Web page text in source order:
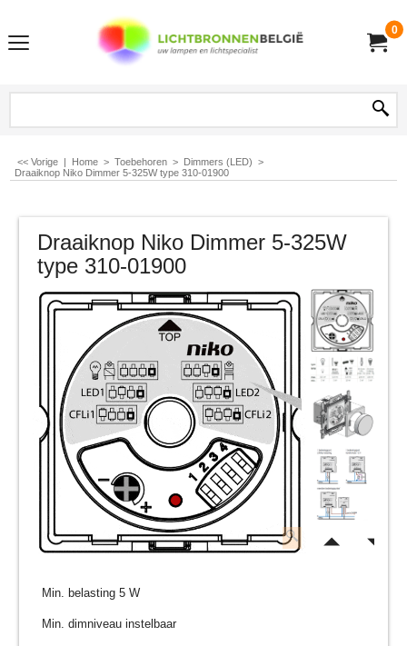
0
<< Vorige | Home > Toebehoren > Dimmers (LED) >
Draaiknop Niko Dimmer 5-325W type 310-01900
Draaiknop Niko Dimmer 5-325W
type 310-01900
Min. belasting 5 W
Min. dimniveau instelbaar